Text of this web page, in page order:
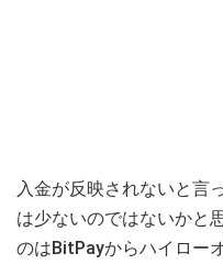
入金が反映されないと言
は少ないのではないかと
のはBitPayからハイロー